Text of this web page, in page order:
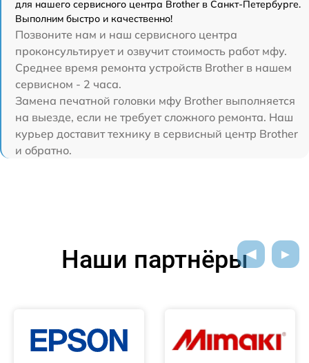
для нашего сервисного центра Brother в Санкт-Петербурге.
Выполним быстро и качественно!
Позвоните нам и наш сервисного центра
проконсультирует и озвучит стоимость работ мфу.
Среднее время ремонта устройств Brother в нашем
сервисном - 2 часа.
Замена печатной головки мфу Brother выполняется
на выезде, если не требует сложного ремонта. Наш
курьер доставит технику в сервисный центр Brother
и обратно.
Наши партнёры